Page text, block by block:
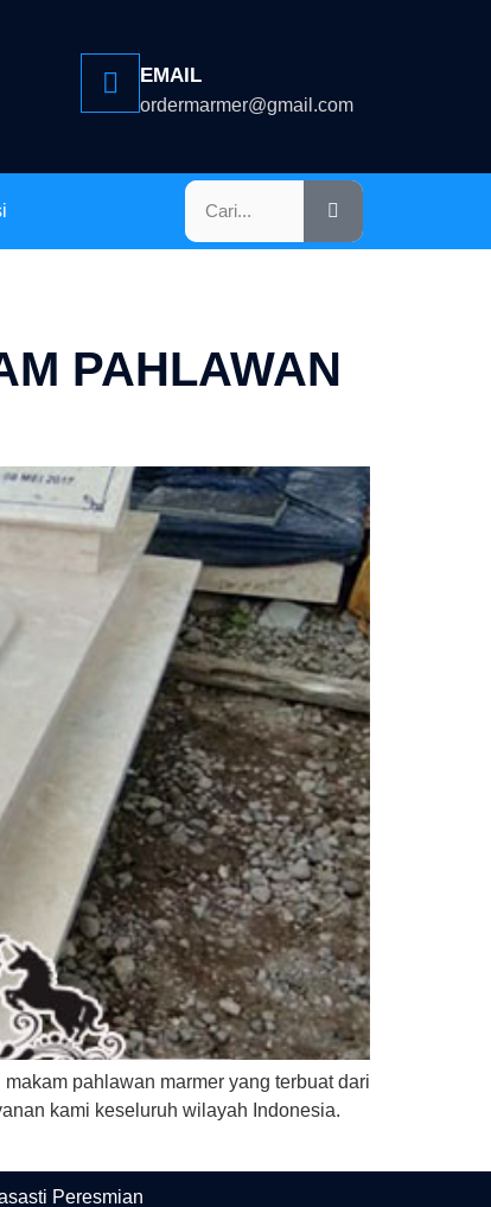
EMAIL
ordermarmer@gmail.com
PAHLAWAN
pahlawan marmer yang terbuat dari
kami keseluruh wilayah Indonesia.
Peresmian